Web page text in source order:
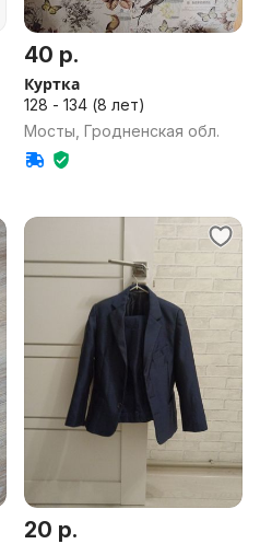
40 р.
Куртка
128 - 134 (8 лет)
Мосты, Гродненская обл.
20 р.